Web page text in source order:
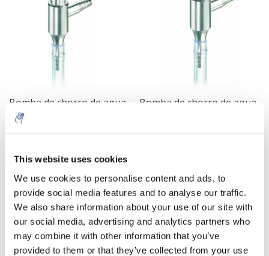
This website uses cookies
We use cookies to personalise content and ads, to
provide social media features and to analyse our traffic.
We also share information about your use of our site with
our social media, advertising and analytics partners who
may combine it with other information that you’ve
provided to them or that they’ve collected from your use
Bomba de chorro de agua Bomba de chorro de agua
5% off for your next order
Sign up for our newsletter to stay informed about
our new products, and receive a 10% discount on
your next purchase for all chemical products from
our own brand 😀